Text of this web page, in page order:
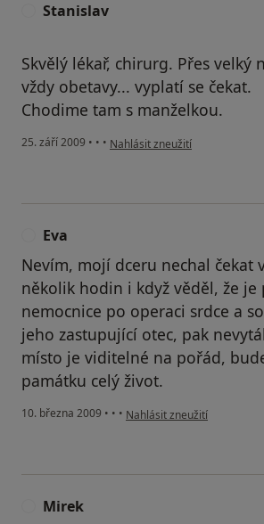
Stanislav
Skvělý lékař, chirurg. Přes velký
vždy obetavy... vyplatí se čekat.
Chodime tam s manželkou.
25. září 2009 • • • podle názoru uživatele Stanislav
Nahlásit zneužití
Eva
Nevím, mojí dceru nechal čekat
několik hodin i když věděl, že je
nemocnice po operaci srdce a
jeho zastupující otec, pak
místo je viditelné na pořád,
památku celý život.
10. března 2009 • • • podle názoru uživatele Eva
Nahlásit zneužití
Mirek